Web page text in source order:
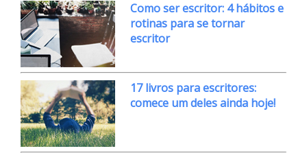
Como ser escritor: 4 hábitos e
rotinas para se tornar
escritor
17 livros para escritores:
comece um deles ainda hoje!